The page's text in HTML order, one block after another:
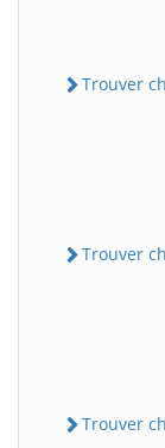
Trouver
Trouver
Trouver